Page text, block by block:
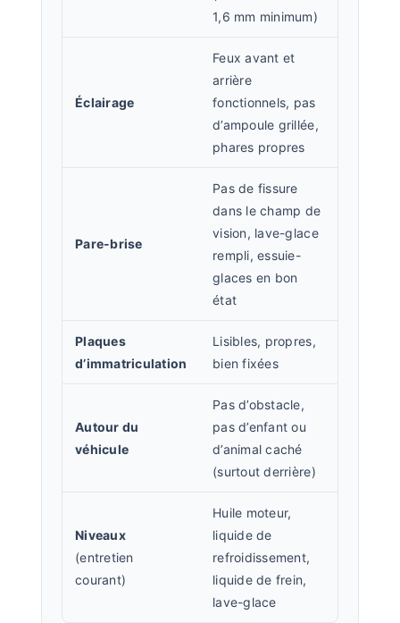
1,6 mm minimum)
Éclairage
Feux avant et
arrière
fonctionnels, pas
d’ampoule grillée,
phares propres
Pare-brise
Pas de fissure
dans le champ de
vision, lave-glace
rempli, essuie-
glaces en bon
état
Plaques
d’immatriculation
Lisibles, propres,
bien fixées
Autour du
véhicule
Pas d’obstacle,
pas d’enfant ou
d’animal caché
(surtout derrière)
Niveaux
(entretien
courant)
Huile moteur,
liquide de
refroidissement,
liquide de frein,
lave-glace